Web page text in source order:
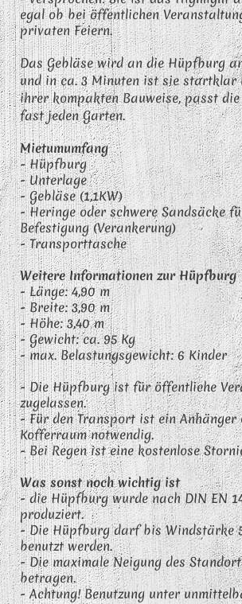
egal ob bei öffentlichen
privaten Feiern.
Das Gebläse wird an die Hüpfburg
und in ca. 3 Minuten ist sie startklar
ihrer kompakten Bauweise, passt
fast jeden Garten.
Mietumumfang
- Hüpfburg
- Unterlage
- Gebläse (1,1KW)
- Heringe oder schwere Sandsäcke
Befestigung (Verankerung)
- Transporttasche
Weitere Informationen zur Hüpfburg
- Länge: 4,90 m
- Breite: 3,90 m
- Höhe: 3,40 m
- Gewicht: ca. 95 Kg
- max. Belastungsgewicht: 6 Kinder
- Die Hüpfburg ist für öffentliche
zugelassen.
- Für den Transport ist ein
Kofferraum notwendig.
- Bei Regen ist eine kostenlose
Was sonst noch wichtig ist
- die Hüpfburg wurde nach DIN EN
produziert.
- Die Hüpfburg darf bisWindstärke
benutzt werden.
- Die maximale Neigung des
betragen.
- Achtung! Benutzung unter